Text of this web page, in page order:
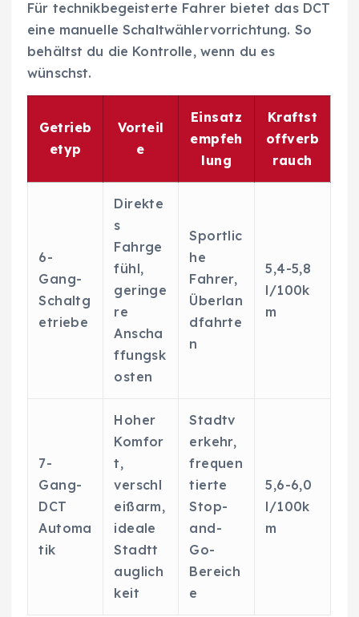
Für technikbegeisterte Fahrer bietet das DCT
eine manuelle Schaltwählervorrichtung. So
behältst du die Kontrolle, wenn du es
wünschst.
Getrieb
etyp
Vorteil
e
Einsatz
empfeh
lung
Kraftst
offverb
rauch
6-
Gang-
Schaltg
etriebe
Direkte
s
Fahrge
fühl,
geringe
re
Anscha
ffungsk
osten
Sportlic
he
Fahrer,
Überlan
dfahrte
n
5,4-5,8
l/100k
m
7-
Gang-
DCT
Automa
tik
Hoher
Komfor
t,
verschl
eißarm,
ideale
Stadtt
auglich
keit
Stadtv
erkehr,
frequen
tierte
Stop-
and-
Go-
Bereich
e
5,6-6,0
l/100k
m